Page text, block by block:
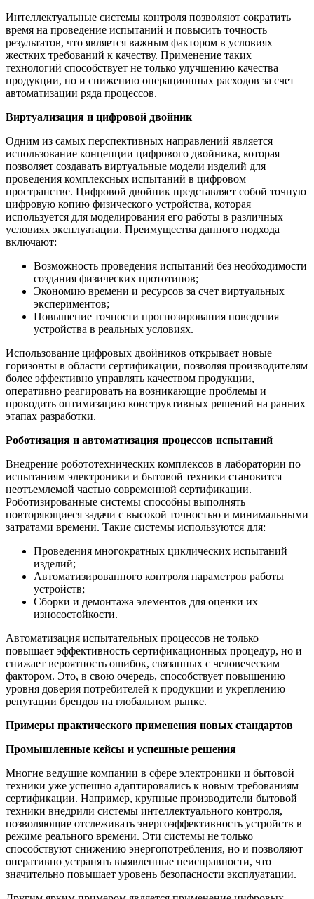
Интеллектуальные системы контроля позволяют сократить
время на проведение испытаний и повысить точность
результатов, что является важным фактором в условиях
жестких требований к качеству. Применение таких
технологий способствует не только улучшению качества
продукции, но и снижению операционных расходов за счет
автоматизации ряда процессов.
Виртуализация и цифровой двойник
Одним из самых перспективных направлений является
использование концепции цифрового двойника, которая
позволяет создавать виртуальные модели изделий для
проведения комплексных испытаний в цифровом
пространстве. Цифровой двойник представляет собой точную
цифровую копию физического устройства, которая
используется для моделирования его работы в различных
условиях эксплуатации. Преимущества данного подхода
включают:
Возможность проведения испытаний без необходимости
создания физических прототипов;
Экономию времени и ресурсов за счет виртуальных
экспериментов;
Повышение точности прогнозирования поведения
устройства в реальных условиях.
Использование цифровых двойников открывает новые
горизонты в области сертификации, позволяя производителям
более эффективно управлять качеством продукции,
оперативно реагировать на возникающие проблемы и
проводить оптимизацию конструктивных решений на ранних
этапах разработки.
Роботизация и автоматизация процессов испытаний
Внедрение робототехнических комплексов в лаборатории по
испытаниям электроники и бытовой техники становится
неотъемлемой частью современной сертификации.
Роботизированные системы способны выполнять
повторяющиеся задачи с высокой точностью и минимальными
затратами времени. Такие системы используются для:
Проведения многократных циклических испытаний
изделий;
Автоматизированного контроля параметров работы
устройств;
Сборки и демонтажа элементов для оценки их
износостойкости.
Автоматизация испытательных процессов не только
повышает эффективность сертификационных процедур, но и
снижает вероятность ошибок, связанных с человеческим
фактором. Это, в свою очередь, способствует повышению
уровня доверия потребителей к продукции и укреплению
репутации брендов на глобальном рынке.
Примеры практического применения новых стандартов
Промышленные кейсы и успешные решения
Многие ведущие компании в сфере электроники и бытовой
техники уже успешно адаптировались к новым требованиям
сертификации. Например, крупные производители бытовой
техники внедрили системы интеллектуального контроля,
позволяющие отслеживать энергоэффективность устройств в
режиме реального времени. Эти системы не только
способствуют снижению энергопотребления, но и позволяют
оперативно устранять выявленные неисправности, что
значительно повышает уровень безопасности эксплуатации.